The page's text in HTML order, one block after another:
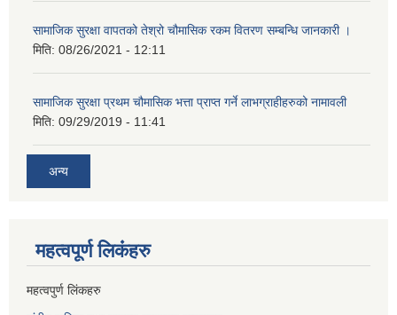
सामाजिक सुरक्षा वापतको तेश्रो चौमासिक रकम वितरण सम्बन्धि जानकारी ।
मिति: 08/26/2021 - 12:11
सामाजिक सुरक्षा प्रथम चौमासिक भत्ता प्राप्त गर्ने लाभग्राहीहरुको नामावली
मिति: 09/29/2019 - 11:41
अन्य
महत्वपूर्ण लि‌कंंहरु
महत्वपुर्ण लिंकहरु